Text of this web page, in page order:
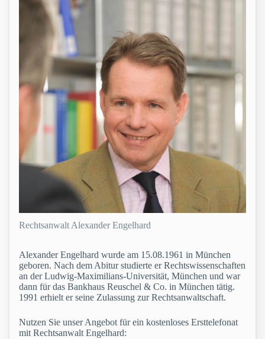
Rechtsanwalt Alexander Engelhard
Alexander Engelhard wurde am 15.08.1961 in München
geboren. Nach dem Abitur studierte er Rechtswissenschaften
an der Ludwig-Maximilians-Universität, München und war
dann für das Bankhaus Reuschel & Co. in München tätig.
1991 erhielt er seine Zulassung zur Rechtsanwaltschaft.
Nutzen Sie unser Angebot für ein kostenloses Ersttelefonat
mit Rechtsanwalt Engelhard: